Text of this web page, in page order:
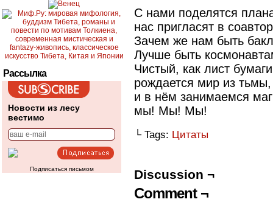
Рассылка
Новости из лесу
вестимо
Подписаться письмом
С нами поделятся
нас пригласят в
Зачем же нам быть
Лучше быть
Чистый, как лист
рождается мир из тьмы,
и в нём занимаемся
мы! Мы! Мы!
└ Tags: Цитаты
Discussion ¬
Comment ¬